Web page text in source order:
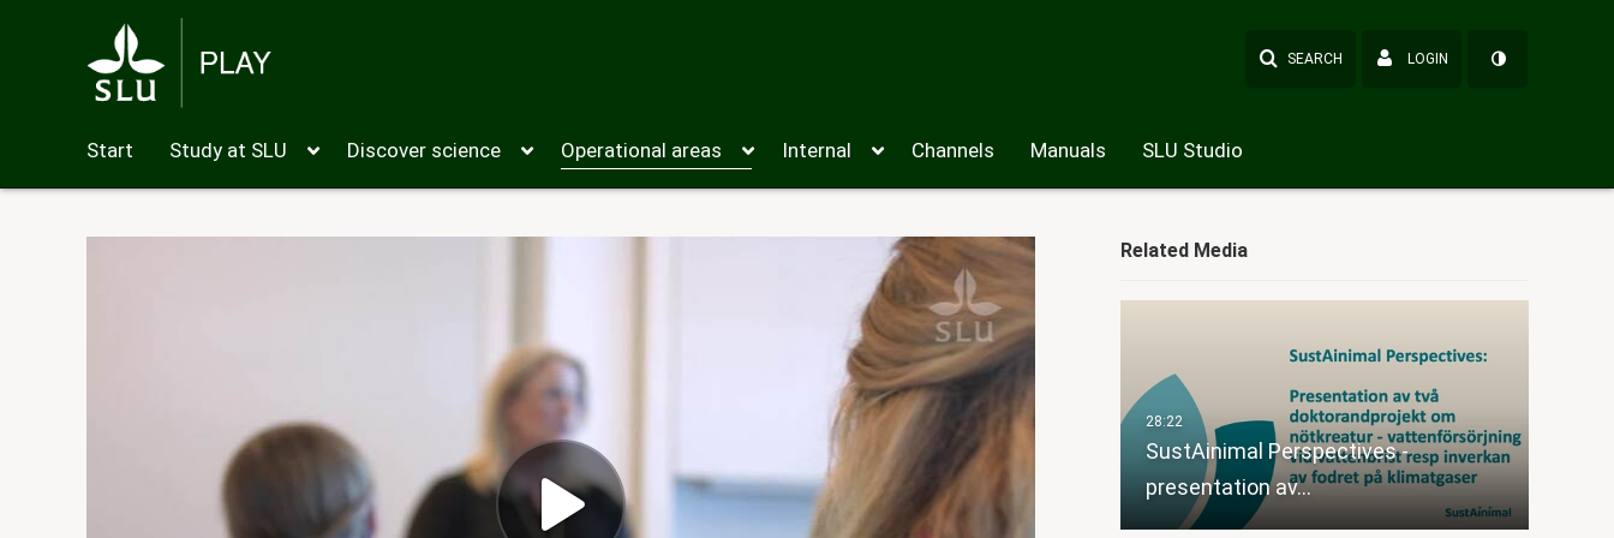
SEARCH LOGIN
Start Study at SLU Discover science Operational areas Internal Channels Manuals SLU Studio
Related Media
SustAinimal Perspectives -
presentation av…